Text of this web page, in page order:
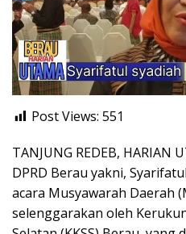
Post Views: 551
TANJUNG REDEB, HARIAN
DPRD Berau yakni,
acara Musyawarah Daerah
selenggarakan oleh